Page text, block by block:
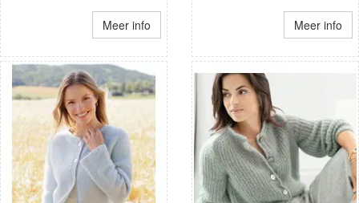
Meer info Meer info